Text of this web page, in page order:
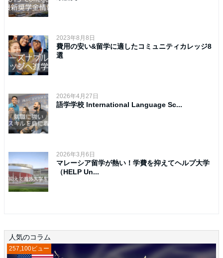
2023年8月8日
費用の安い&留学に適したコミュニティカレッジ8
選
2026年4月27日
語学学校 International Language Sc...
2026年3月6日
マレーシア留学が熱い！学費を抑えてヘルプ大学
（HELP Un...
人気のコラム
257,100ビュー